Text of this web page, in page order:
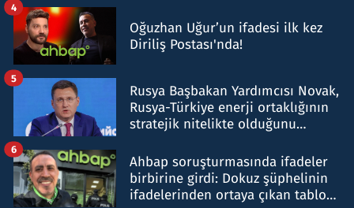
Oğuzhan Uğur’un ifadesi ilk kez
Diriliş Postası'nda!
4
Rusya Başbakan Yardımcısı Novak,
Rusya-Türkiye enerji ortaklığının
stratejik nitelikte olduğunu
5
Ahbap soruşturmasında ifadeler
birbirine girdi: Dokuz şüphelinin
ifadelerinden ortaya çıkan tablo
6